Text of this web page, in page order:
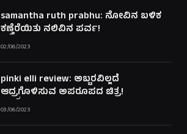
samantha ruth prabhu: ನೋವಿನ ಬಳಿಕ
ಕಣ್ತೆರೆಯಿತು ನಲಿವಿನ ಪರ್ವ!
02/06/2023
pinki elli review: ಅಬ್ಬರವಿಲ್ಲದೆ
ಆದ್ರ್ರಗೊಳಿಸುವ ಅಪರೂಪದ ಚಿತ್ರ!
03/06/2023